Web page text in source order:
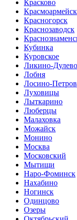
Красково
Красмоармейск
Красногорск
Краснозаводск
Кубинка
Куровское
Ликино-Дулево
Лобня
Лосино-
Луховицы
Лыткарино
Люберцы
Малаховка
Можайск
Монино
Москва
Московский
Мытищи
Наро-Фоминск
Нахабино
Ногинск
Одинцово
Озеры